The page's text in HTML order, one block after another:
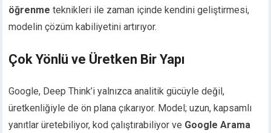
öğrenme teknikleri ile zaman içinde kendini geliştirmesi,
modelin çözüm kabiliyetini artırıyor.
Çok Yönlü ve Üretken Bir Yapı
Google, Deep Think’i yalnızca analitik gücüyle değil,
üretkenliğiyle de ön plana çıkarıyor. Model; uzun, kapsamlı
yanıtlar üretebiliyor, kod çalıştırabiliyor ve Google Arama